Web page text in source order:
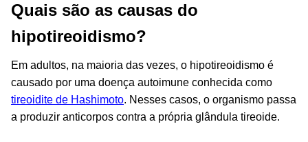
Quais são as causas do
hipotireoidismo?
Em adultos, na maioria das vezes, o hipotireoidismo é
causado por uma doença autoimune conhecida como
tireoidite de Hashimoto. Nesses casos, o organismo passa
a produzir anticorpos contra a própria glândula tireoide.